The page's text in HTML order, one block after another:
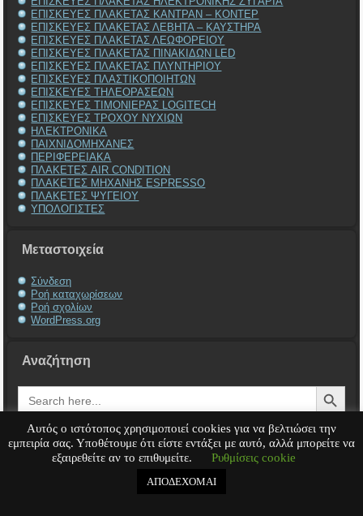
ΕΠΙΣΚΕΥΕΣ ΠΛΑΚΕΤΑΣ ΚΑΝΤΡΑΝ – ΚΟΝΤΕΡ
ΕΠΙΣΚΕΥΕΣ ΠΛΑΚΕΤΑΣ ΛΕΒΗΤΑ – ΚΑΥΣΤΗΡΑ
ΕΠΙΣΚΕΥΕΣ ΠΛΑΚΕΤΑΣ ΛΕΩΦΟΡΕΙΟΥ
ΕΠΙΣΚΕΥΕΣ ΠΛΑΚΕΤΑΣ ΠΙΝΑΚΙΔΩΝ LED
ΕΠΙΣΚΕΥΕΣ ΠΛΑΚΕΤΑΣ ΠΛΥΝΤΗΡΙΟΥ
ΕΠΙΣΚΕΥΕΣ ΠΛΑΣΤΙΚΟΠΟΙΗΤΩΝ
ΕΠΙΣΚΕΥΕΣ ΤΗΛΕΟΡΑΣΕΩΝ
ΕΠΙΣΚΕΥΕΣ ΤΙΜΟΝΙΕΡΑΣ LOGITECH
ΕΠΙΣΚΕΥΕΣ ΤΡΟΧΟΥ ΝΥΧΙΩΝ
ΗΛΕΚΤΡΟΝΙΚΑ
ΠΑΙΧΝΙΔΟΜΗΧΑΝΕΣ
ΠΕΡΙΦΕΡΕΙΑΚΑ
ΠΛΑΚΕΤΕΣ AIR CONDITION
ΠΛΑΚΕΤΕΣ ΜΗΧΑΝΗΣ ESPRESSO
ΠΛΑΚΕΤΕΣ ΨΥΓΕΙΟΥ
ΥΠΟΛΟΓΙΣΤΕΣ
Μεταστοιχεία
Σύνδεση
Ροή καταχωρίσεων
Ροή σχολίων
WordPress.org
Αναζήτηση
Search
for:
Search Button
Service Υπολογιστή Service Laptop Service Macbook Service Περιφερειακά
Αυτός ο ιστότοπος χρησιμοποιεί cookies για να βελτιώσει την
εμπειρία σας. Υποθέτουμε ότι είστε εντάξει με αυτό, αλλά μπορείτε να
εξαιρεθείτε αν το επιθυμείτε.
Ρυθμίσεις cookie
ΑΠΟΔΕΧΟΜΑΙ